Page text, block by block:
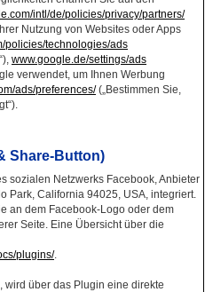
intl/de/policies/privacy/partners/
Nutzung von Websites oder Apps
policies/technologies/ads
www.google.de/settings/ads
verwendet, um Ihnen Werbung
ads/preferences/(„Bestimmen Sie,
Share-Button)
sozialen Netzwerks Facebook, Anbieter
Park, California 94025, USA, integriert.
an dem Facebook-Logo oder dem
Seite. Eine Übersicht über die
plugins/.
wird über das Plugin eine direkte